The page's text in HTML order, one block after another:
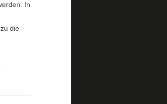
In
die